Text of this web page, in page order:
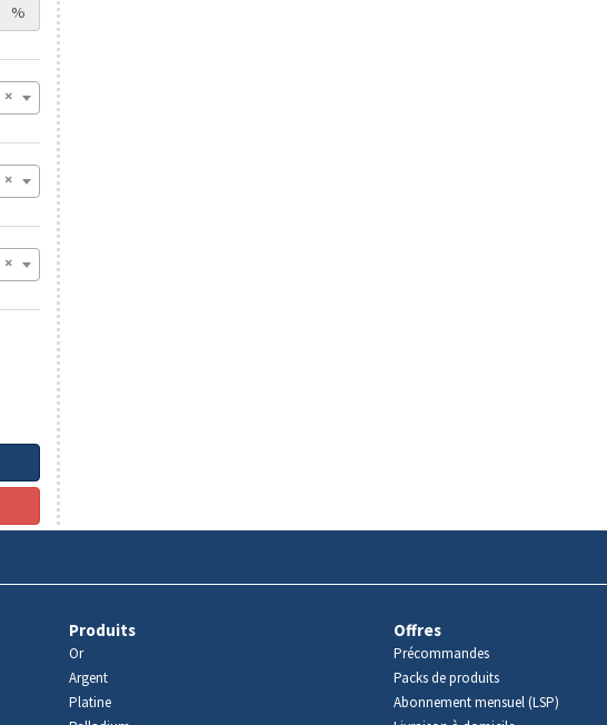
%
Produits
Or
Argent
Platine
Offres
Précommandes
Packs de produits
Abonnement mensuel (LSP)